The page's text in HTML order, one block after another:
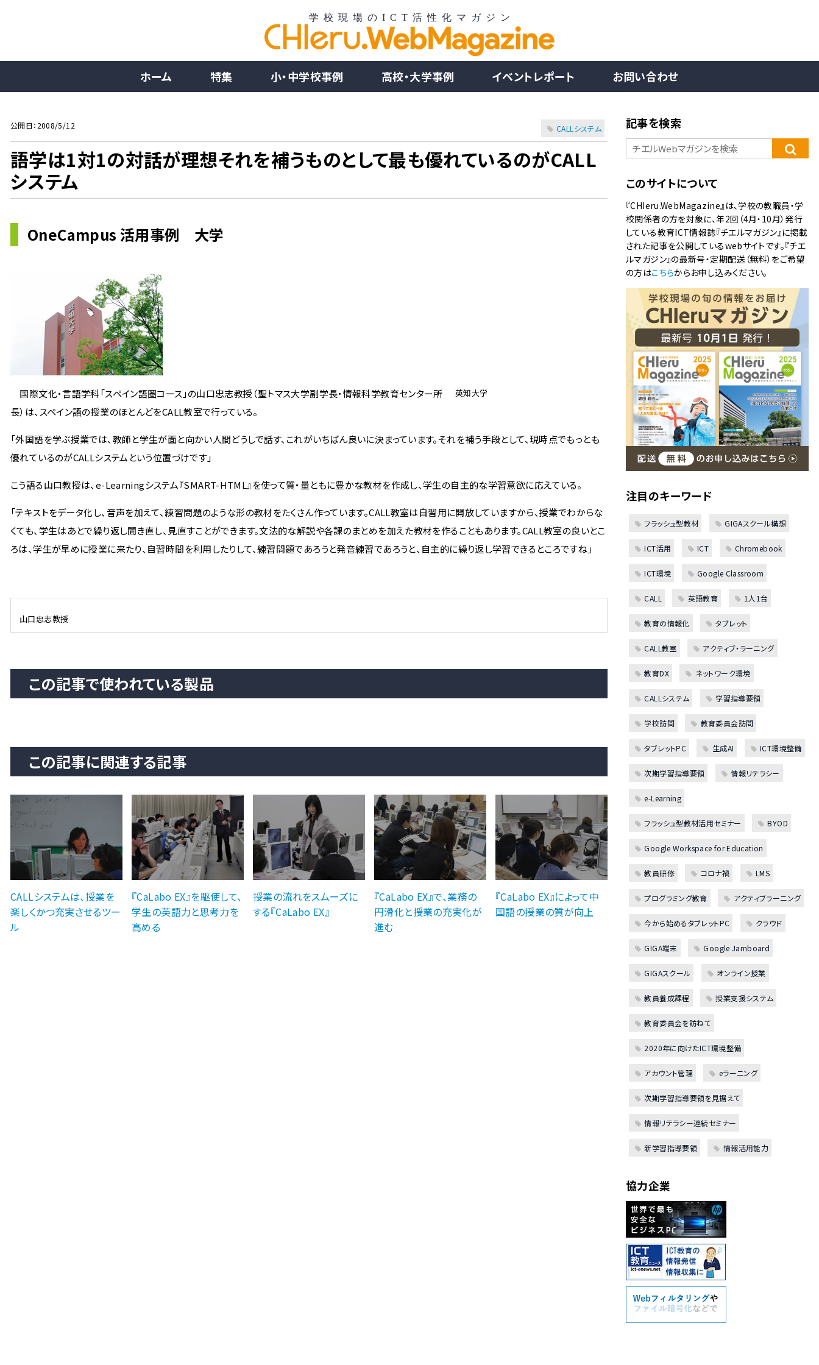
ホーム 特集 小・中学校事例 高校・大学事例 イベントレポート お問い合わせ
公開日：2008/5/12 CALLシステム
語学は1対1の対話が理想それを補うものとして最も優れているのがCALL
システム
OneCampus 活用事例 大学
英知大学
国際文化・言語学科「スペイン語圏コース」の山口忠志教授（聖トマス大学副学長・情報科学教育センター所
長）は、スペイン語の授業のほとんどをCALL教室で行っている。
「外国語を学ぶ授業では、教師と学生が面と向かい人間どうしで話す、これがいちばん良いに決まっています。それを補う手段として、現時点でもっとも
優れているのがCALLシステムという位置づけです」
こう語る山口教授は、e-Learningシステム『SMART-HTML』を使って質・量ともに豊かな教材を作成し、学生の自主的な学習意欲に応えている。
「テキストをデータ化し、音声を加えて、練習問題のような形の教材をたくさん作っています。CALL教室は自習用に開放していますから、授業でわからな
くても、学生はあとで繰り返し聞き直し、見直すことができます。文法的な解説や各課のまとめを加えた教材を作ることもあります。CALL教室の良いとこ
ろは、学生が早めに授業に来たり、自習時間を利用したりして、練習問題であろうと発音練習であろうと、自主的に繰り返し学習できるところですね」
山口忠志教授
この記事で使われている製品
この記事に関連する記事
CALLシステムは、授業を
楽しくかつ充実させるツー
ル
『CaLabo EX』を駆使して、
学生の英語力と思考力を
高める
授業の流れをスムーズに
する『CaLabo EX』
『CaLabo EX』で、業務の
円滑化と授業の充実化が
進む
『CaLabo EX』によって中
国語の授業の質が向上
記事を検索
このサイトについて
『CHIeru.WebMagazine』は、学校の教職員・学
校関係者の方を対象に、年2回（4月・10月）発行
している教育ICT情報誌『チエルマガジン』に掲載
された記事を公開しているwebサイトです。『チエ
ルマガジン』の最新号・定期配送（無料）をご希望
の方はこちらからお申し込みください。
注目のキーワード
フラッシュ型教材 GIGAスクール構想
ICT活用 ICT Chromebook
ICT環境 Google Classroom
CALL 英語教育 1人1台
教育の情報化 タブレット
CALL教室 アクティブ・ラーニング
教育DX ネットワーク環境
CALLシステム 学習指導要領
学校訪問 教育委員会訪問
タブレットPC 生成AI ICT環境整備
次期学習指導要領 情報リテラシー
e-Learning
フラッシュ型教材活用セミナー BYOD
Google Workspace for Education
教員研修 コロナ禍 LMS
プログラミング教育 アクティブラーニング
今から始めるタブレットPC クラウド
GIGA端末 Google Jamboard
GIGAスクール オンライン授業
教員養成課程 授業支援システム
教育委員会を訪ねて
2020年に向けたICT環境整備
アカウント管理 eラーニング
次期学習指導要領を見据えて
情報リテラシー連続セミナー
新学習指導要領 情報活用能力
協力企業